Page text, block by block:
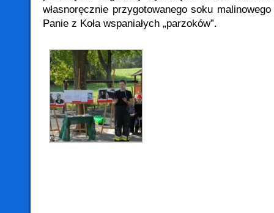
własnoręcznie przygotowanego soku
Panie z Koła wspaniałych „parzoków”.